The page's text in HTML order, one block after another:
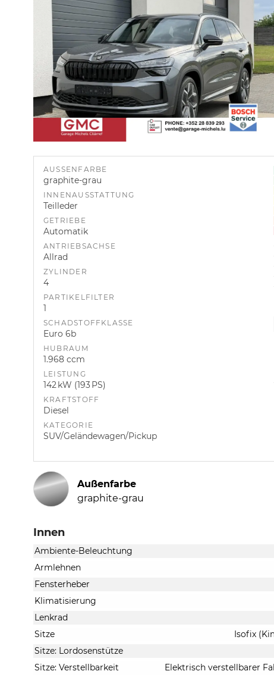
AUSSENFARBE
graphite-grau
INNENAUSSTATTUNG
Teilleder
GETRIEBE
Automatik
ANTRIEBSACHSE
Allrad
ZYLINDER
4
PARTIKELFILTER
1
SCHADSTOFFKLASSE
Euro 6b
HUBRAUM
1.968 ccm
LEISTUNG
142 kW (193 PS)
KRAFTSTOFF
Diesel
KATEGORIE
SUV/Geländewagen/Pickup
Außenfarbe
graphite-grau
Innen
Ambiente-Beleuchtung
Armlehnen
Fensterheber
Klimatisierung
Lenkrad
Sitze
Isofix
Sitze: Lordosenstütze
Sitze: Verstellbarkeit
Elektrisch verstellbarer